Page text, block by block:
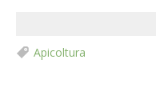
MEDICINA DEI
Apicoltura